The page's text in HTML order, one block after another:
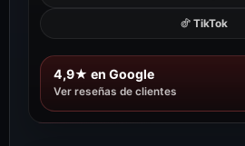
TikTok
4,9★ en Google
Ver reseñas de clientes